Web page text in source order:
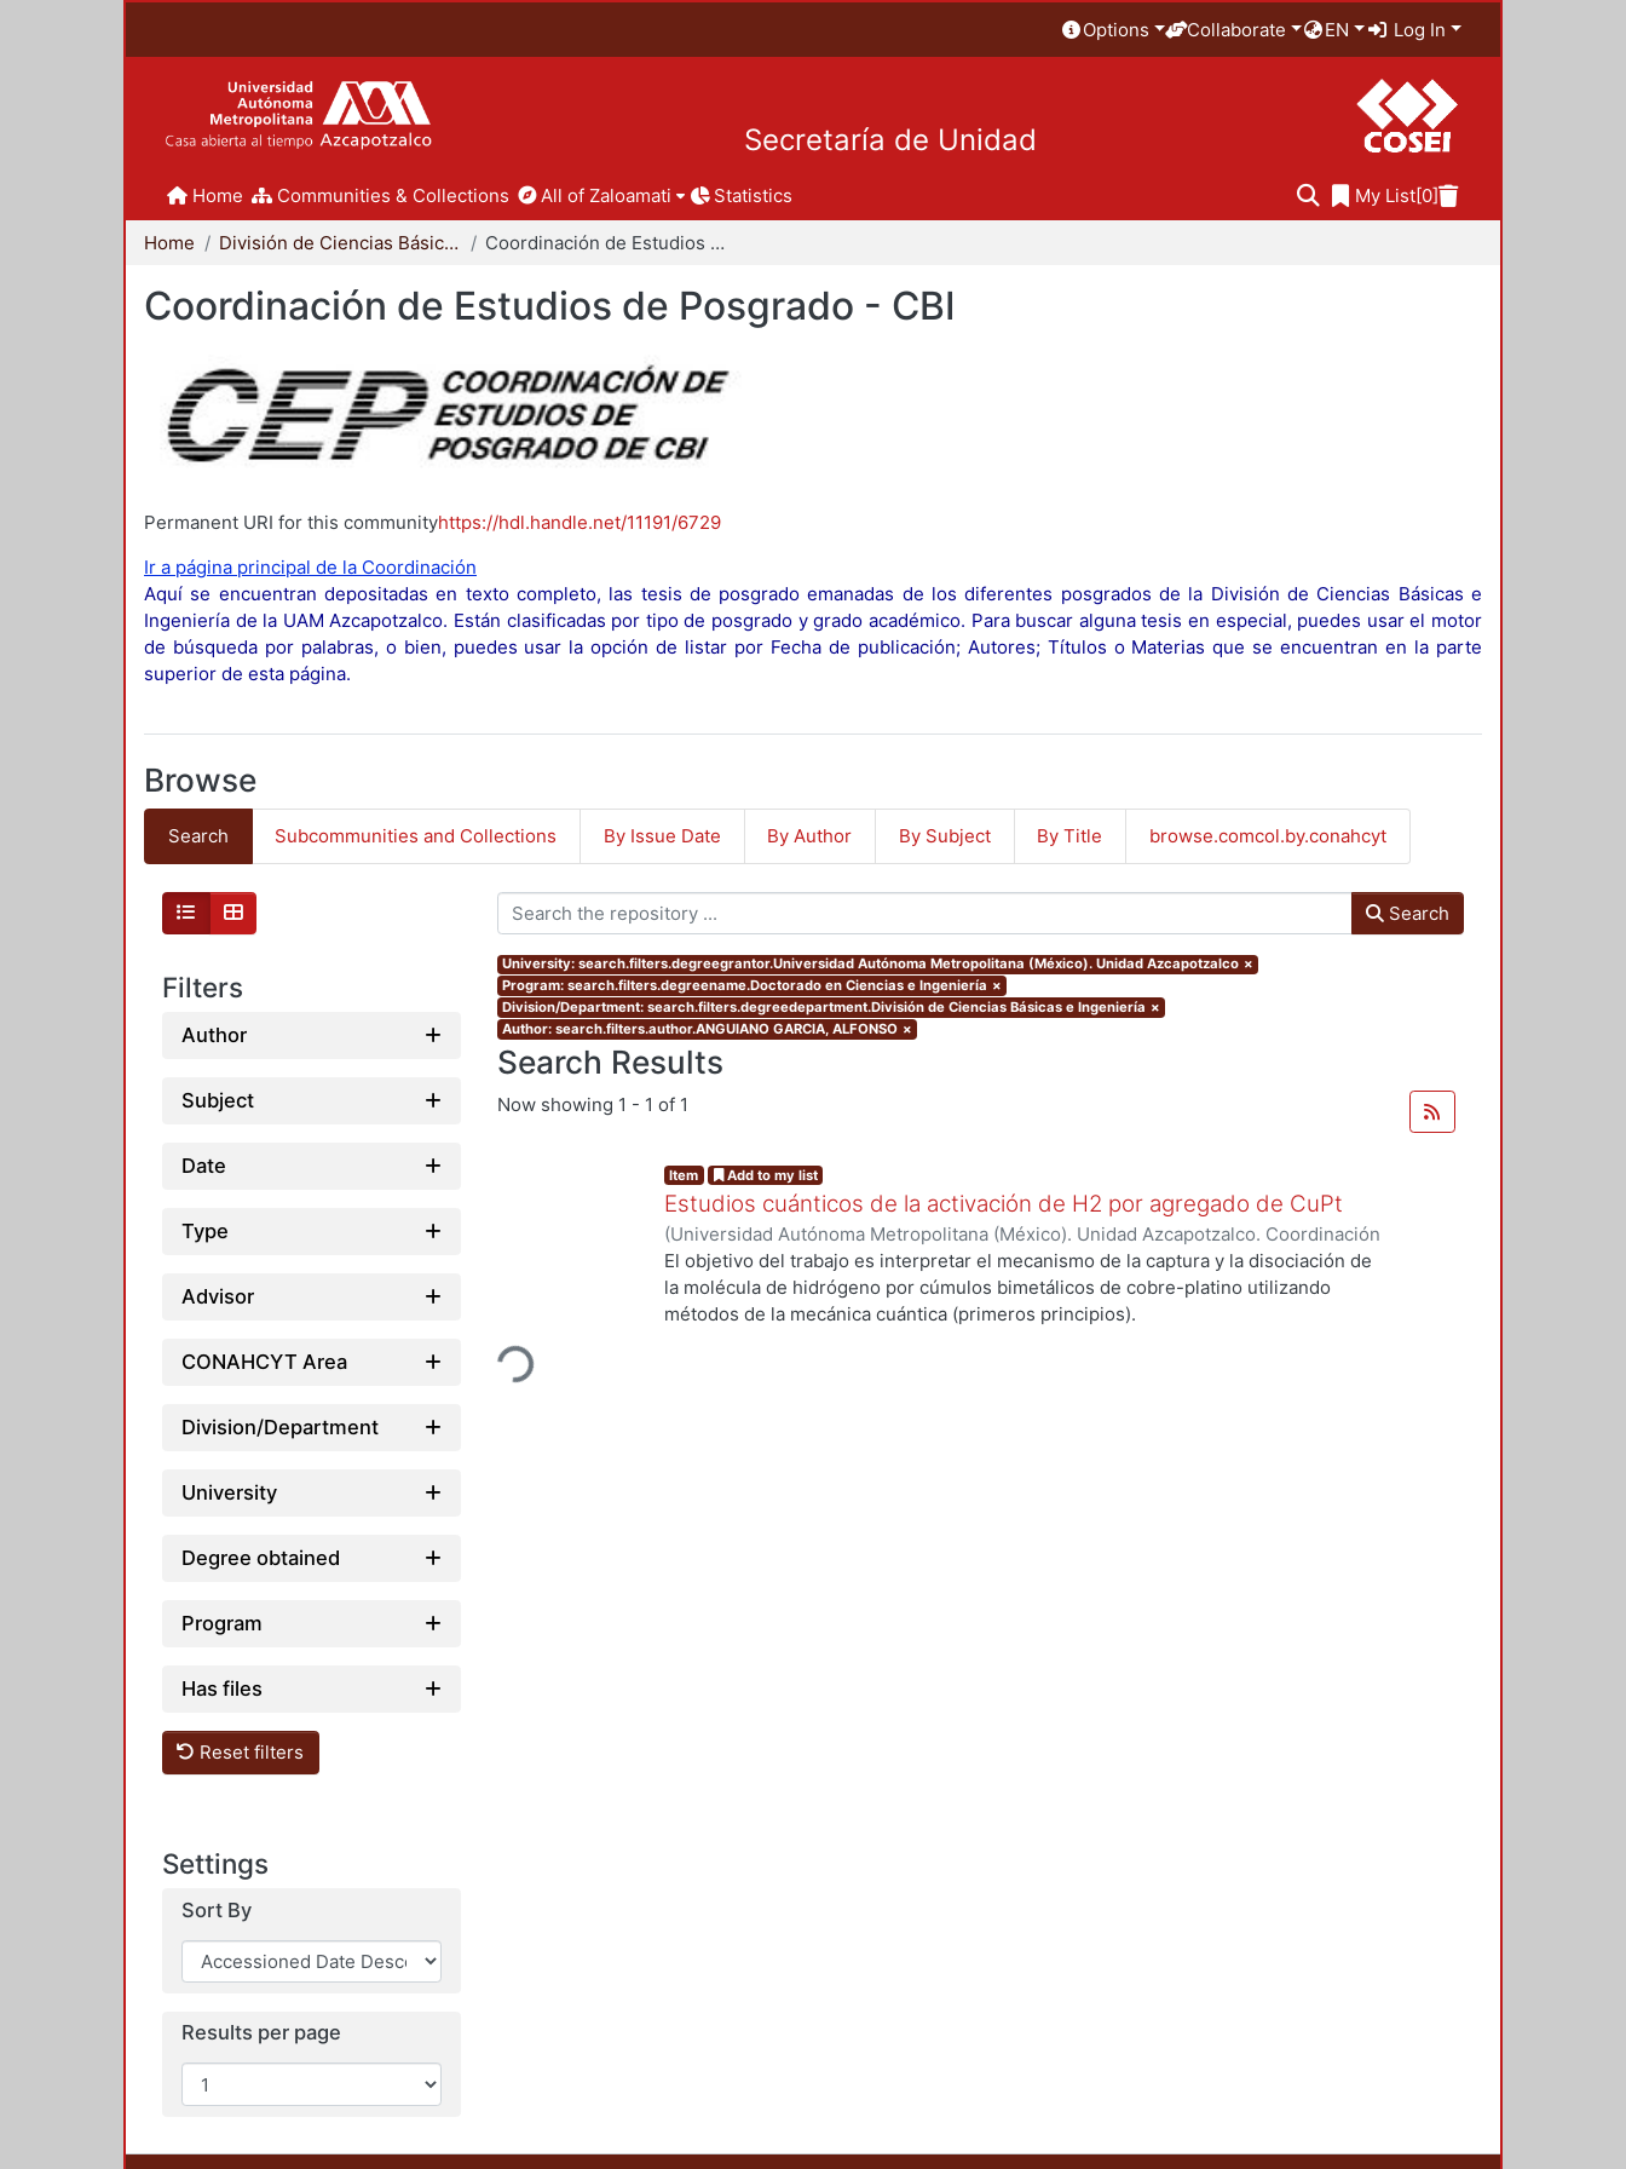
Options Collaborate EN Log In
Secretaría de Unidad
Home Communities & Collections All of Zaloamati Statistics My List[0]
Home División de Ciencias Básicas e Ingeniería Coordinación de Estudios de Posgrado - CBI
Coordinación de Estudios de Posgrado - CBI
Permanent URI for this communityhttps://hdl.handle.net/11191/6729
Ir a página principal de la Coordinación
Aquí se encuentran depositadas en texto completo, las tesis de posgrado emanadas de los diferentes posgrados de la División de Ciencias Básicas e
Ingeniería de la UAM Azcapotzalco. Están clasificadas por tipo de posgrado y grado académico. Para buscar alguna tesis en especial, puedes usar el motor
de búsqueda por palabras, o bien, puedes usar la opción de listar por Fecha de publicación; Autores; Títulos o Materias que se encuentran en la parte
superior de esta página.
Browse
Search Subcommunities and Collections By Issue Date By Author By Subject By Title browse.comcol.by.conahcyt
Filters
Author
Subject
Date
Type
Advisor
CONAHCYT Area
Division/Department
University
Degree obtained
Program
Has files
Reset filters
Settings
Sort By
Results per page
Search
University: search.filters.degreegrantor.Universidad Autónoma Metropolitana (México). Unidad Azcapotzalco ×
Program: search.filters.degreename.Doctorado en Ciencias e Ingeniería ×
Division/Department: search.filters.degreedepartment.División de Ciencias Básicas e Ingeniería ×
Author: search.filters.author.ANGUIANO GARCIA, ALFONSO ×
Search Results
Now showing 1 - 1 of 1
Loading...
Item Add to my list
Estudios cuánticos de la activación de H2 por agregado de CuPt
(Universidad Autónoma Metropolitana (México). Unidad Azcapotzalco. Coordinación
de Servicios de Información.,2004-03 )ANGUIANO GARCIA, ALFONSO
El objetivo del trabajo es interpretar el mecanismo de la captura y la disociación de
la molécula de hidrógeno por cúmulos bimetálicos de cobre-platino utilizando
métodos de la mecánica cuántica (primeros principios).